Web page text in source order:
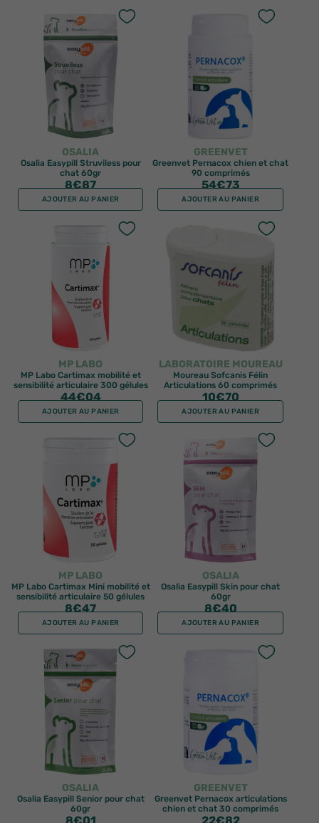
OSALIA
Osalia Easypill Struviless pour
chat 60gr
8€87
AJOUTER AU PANIER
GREENVET
Greenvet Pernacox chien et chat
90 comprimés
54€73
AJOUTER AU PANIER
MP LABO
MP Labo Cartimax mobilité et
sensibilité articulaire 300 gélules
44€04
AJOUTER AU PANIER
LABORATOIRE MOUREAU
Moureau Sofcanis Félin
Articulations 60 comprimés
10€70
AJOUTER AU PANIER
MP LABO
MP Labo Cartimax Mini mobilité et
sensibilité articulaire 50 gélules
8€47
AJOUTER AU PANIER
OSALIA
Osalia Easypill Skin pour chat
60gr
8€40
AJOUTER AU PANIER
OSALIA
Osalia Easypill Senior pour chat
60gr
8€01
GREENVET
Greenvet Pernacox articulations
chien et chat 30 comprimés
22€82